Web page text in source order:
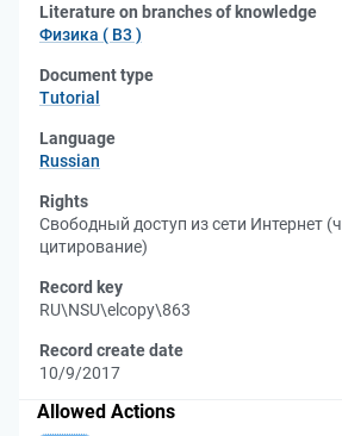
Literature on branches of knowledge
Физика ( В3 )
Document type
Tutorial
Language
Russian
Rights
Свободный доступ из сети Интернет
цитирование)
Record key
RU\NSU\elcopy\863
Record create date
10/9/2017
Allowed Actions